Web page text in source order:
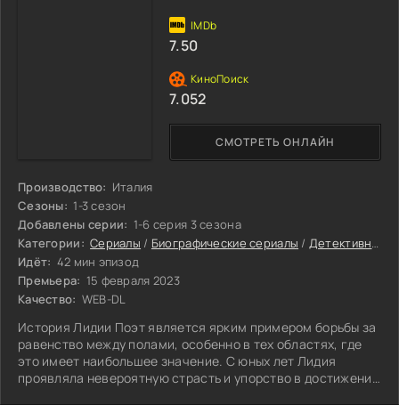
Производство: Италия
Сезоны: 1-3 сезон
Добавлены серии: 1-6 серия 3 сезона
Категории: Сериалы / Биографические сериалы / Детективные сериалы
Идёт: 42 мин эпизод
Премьера: 15 февраля 2023
Качество: WEB-DL
История Лидии Поэт является ярким примером борьбы за
равенство между полами, особенно в тех областях, где
это имеет наибольшее значение. С юных лет Лидия
проявляла невероятную страсть и упорство в достижении
СМОТРЕТЬ ОНЛАЙН
7.50
7.052